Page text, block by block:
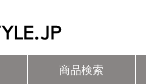
商品検索